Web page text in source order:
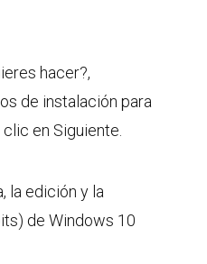
hacer?,
de instalación para
en Siguiente.
la edición y la
de Windows 10